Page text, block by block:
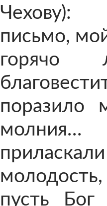
письмо,
горячо
поразило
пусть Бог